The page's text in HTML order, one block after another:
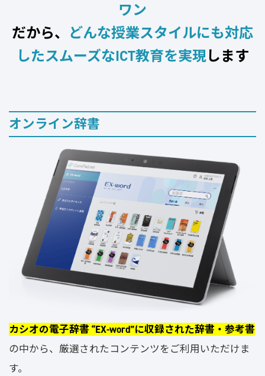
ワン
だから、 どんな授業スタイルにも対応
したスムーズなICT教育を実現します
オンライン辞書
カシオの電子辞書 “EX-word”に収録された辞書・参考書
の中から、厳選されたコンテンツをご利用いただけま
す。